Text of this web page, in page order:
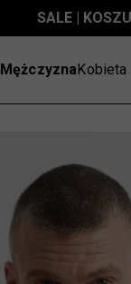
SALE |
MężczyznaKobieta